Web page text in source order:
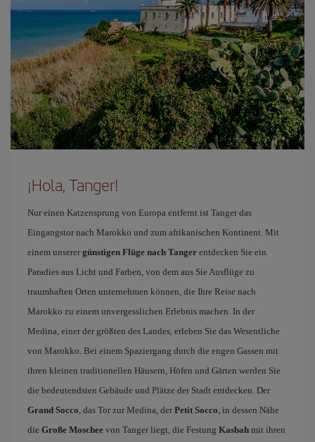
¡Hola, Tanger!
Nur einen Katzensprung von Europa entfernt ist Tanger das
Eingangstor nach Marokko und zum afrikanischen Kontinent. Mit
einem unserer günstigen Flüge nach Tanger entdecken Sie ein
Paradies aus Licht und Farben, von dem aus Sie Ausflüge zu
traumhaften Orten unternehmen können, die Ihre Reise nach
Marokko zu einem unvergesslichen Erlebnis machen. In der
Medina, einer der größten des Landes, erleben Sie das Wesentliche
von Marokko. Bei einem Spaziergang durch die engen Gassen mit
ihren kleinen traditionellen Häusern, Höfen und Gärten werden Sie
die bedeutendsten Gebäude und Plätze der Stadt entdecken. Der
Grand Socco, das Tor zur Medina, der Petit Socco, in dessen Nähe
die Große Moschee von Tanger liegt, die Festung Kasbah mit ihren